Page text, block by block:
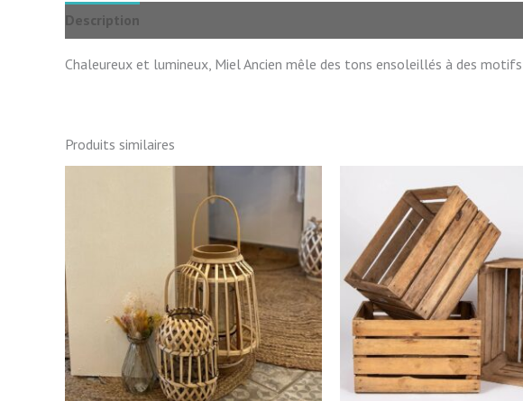
Description
Chaleureux et lumineux, Miel Ancien mêle des tons ensoleillés à des
Produits similaires